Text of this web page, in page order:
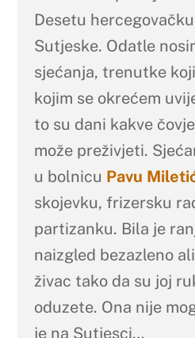
Desetu
Sutjeske. Odatle
sjećanja, trenutke
kojim se okrećem
to su dani kakve
može preživjeti.
u bolnicu Pavu
skojevku, frizersku
partizanku. Bila je
naizgled bezazleno
živac tako da su joj
oduzete. Ona nije
je na Sutjesci…